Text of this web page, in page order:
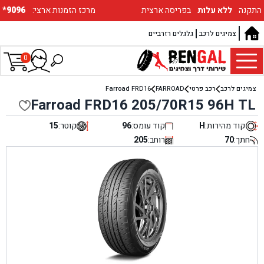
*9096 :מרכז הזמנות ארצי התקנה ללא עלות בפריסה ארצית
גלגלים רזרביים צמיגים לרכב
0
צמיגים לרכב רכב פרטי FARROAD
Farroad FRD16
Farroad FRD16 205/70R15 96H TL
קוד מהירות:H קוד עומס:96 קוטר:15
חתך:70 רוחב:205